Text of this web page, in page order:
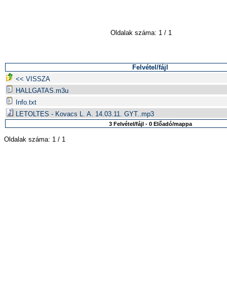
Oldalak száma: 1 / 1
Felvétel/fájl
<< VISSZA
HALLGATAS.m3u
Info.txt
LETOLTES - Kovacs L. A. 14.03.11. GYT..mp3
3 Felvétel/fájl - 0 Előadó/mappa
Oldalak száma: 1 / 1